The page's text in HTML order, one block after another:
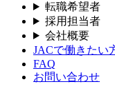
転職希望者
採用担当者
会社概要
JACで働きたい
FAQ
お問い合わせ